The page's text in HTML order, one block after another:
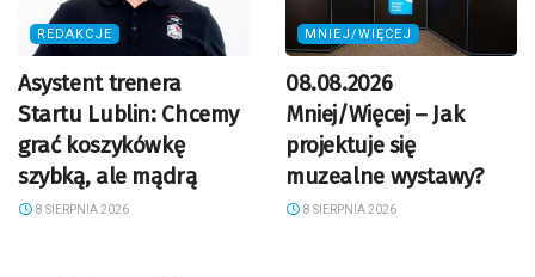
REDAKCJE
Asystent trenera
Startu Lublin: Chcemy
grać koszykówkę
szybką, ale mądrą
8 SIERPNIA 2026
MNIEJ/WIĘCEJ
08.08.2026
Mniej/Więcej – Jak
projektuje się
muzealne wystawy?
8 SIERPNIA 2026